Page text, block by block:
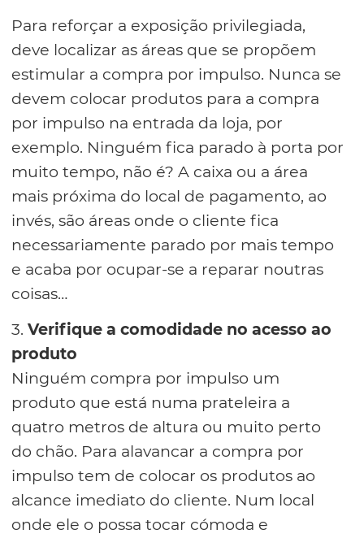
Para reforçar a exposição privilegiada,
deve localizar as áreas que se propõem
estimular a compra por impulso. Nunca se
devem colocar produtos para a compra
por impulso na entrada da loja, por
exemplo. Ninguém fica parado à porta por
muito tempo, não é? A caixa ou a área
mais próxima do local de pagamento, ao
invés, são áreas onde o cliente fica
necessariamente parado por mais tempo
e acaba por ocupar-se a reparar noutras
coisas…
3. Verifique a comodidade no acesso ao
produto
Ninguém compra por impulso um
produto que está numa prateleira a
quatro metros de altura ou muito perto
do chão. Para alavancar a compra por
impulso tem de colocar os produtos ao
alcance imediato do cliente. Num local
onde ele o possa tocar cómoda e